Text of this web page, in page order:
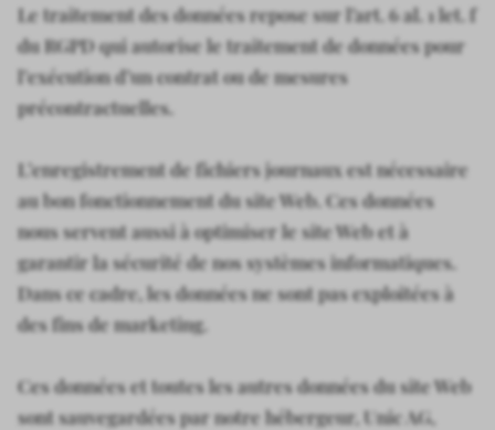
Le traitement des données repose sur l’art. 6 al. 1 let. f
du RGPD qui autorise le traitement de données pour
l’exécution d’un contrat ou de mesures
précontractuelles.
L’enregistrement de fichiers journaux est nécessaire
au bon fonctionnement du site Web. Ces données
nous servent aussi à optimiser le site Web et à
garantir la sécurité de nos systèmes informatiques.
Dans ce cadre, les données ne sont pas exploitées à
des fins de marketing.
Ces données et toutes les autres données du site Web
sont sauvegardées par notre hébergeur, Unic AG,